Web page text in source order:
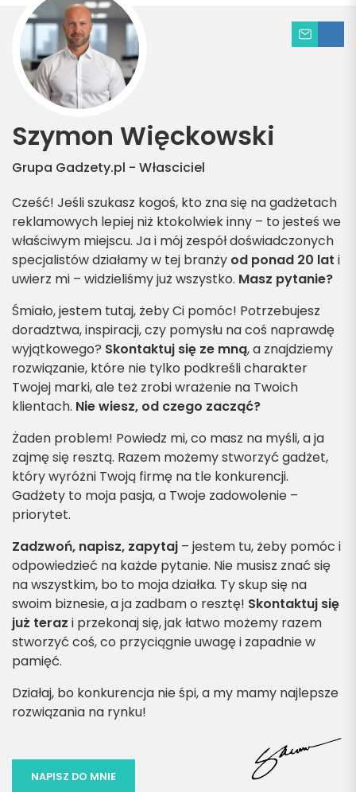
Szymon Więckowski
Grupa Gadzety.pl - Własciciel
Cześć! Jeśli szukasz kogoś, kto zna się na gadżetach
reklamowych lepiej niż ktokolwiek inny – to jesteś we
właściwym miejscu. Ja i mój zespół doświadczonych
specjalistów działamy w tej branży od ponad 20 lat i
uwierz mi – widzieliśmy już wszystko. Masz pytanie?
Śmiało, jestem tutaj, żeby Ci pomóc! Potrzebujesz
doradztwa, inspiracji, czy pomysłu na coś naprawdę
wyjątkowego? Skontaktuj się ze mną, a znajdziemy
rozwiązanie, które nie tylko podkreśli charakter
Twojej marki, ale też zrobi wrażenie na Twoich
klientach. Nie wiesz, od czego zacząć?
Żaden problem! Powiedz mi, co masz na myśli, a ja
zajmę się resztą. Razem możemy stworzyć gadżet,
który wyróżni Twoją firmę na tle konkurencji.
Gadżety to moja pasja, a Twoje zadowolenie –
priorytet.
Zadzwoń, napisz, zapytaj – jestem tu, żeby pomóc i
odpowiedzieć na każde pytanie. Nie musisz znać się
na wszystkim, bo to moja działka. Ty skup się na
swoim biznesie, a ja zadbam o resztę! Skontaktuj się
już teraz i przekonaj się, jak łatwo możemy razem
stworzyć coś, co przyciągnie uwagę i zapadnie w
pamięć.
Działaj, bo konkurencja nie śpi, a my mamy najlepsze
rozwiązania na rynku!
NAPISZ DO MNIE